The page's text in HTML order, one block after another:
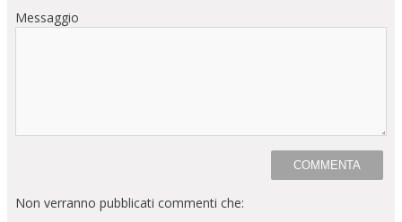
Messaggio
Non verranno pubblicati commenti che: